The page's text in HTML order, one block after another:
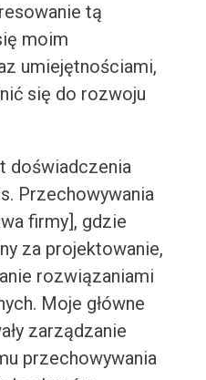
tą
moim
umiejętnościami,
się do rozwoju
doświadczenia
Przechowywania
firmy], gdzie
za projektowanie,
rozwiązaniami
Moje główne
zarządzanie
przechowywania